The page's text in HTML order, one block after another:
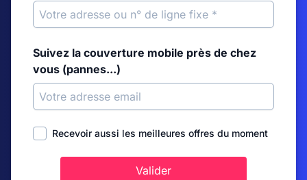
Suivez la couverture mobile près de chez
vous (pannes...)
Recevoir aussi les meilleures offres du moment
Valider